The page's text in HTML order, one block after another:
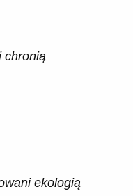
chronią
ekologią